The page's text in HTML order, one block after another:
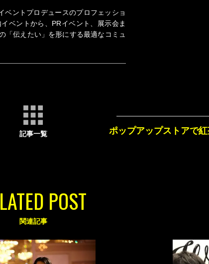
ントプロデュースのプロフェッショ
ベントから、PRイベント、展示会ま
「伝えたい」を形にする最適なコミュ
記事一覧 ポップアップストアで
POST
関連記事